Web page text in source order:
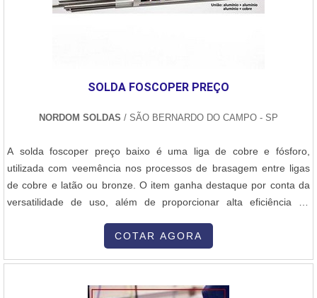
SOLDA FOSCOPER PREÇO
NORDOM SOLDAS / SÃO BERNARDO DO CAMPO - SP
A solda foscoper preço baixo é uma liga de cobre e fósforo,
utilizada com veemência nos processos de brasagem entre ligas
de cobre e latão ou bronze. O item ganha destaque por conta da
versatilidade de uso, além de proporcionar alta eficiência na
dispensando a utilização de fluxo na união entre cobre.Quando
falamos em preço, muitos acabam procurando pelo menor valor de
COTAR AGORA